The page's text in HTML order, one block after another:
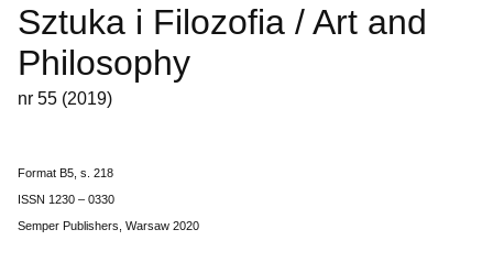
Sztuka i Filozofia / Art and
Philosophy
nr 55 (2019)
Format B5, s. 218
ISSN 1230 – 0330
Semper Publishers, Warsaw 2020